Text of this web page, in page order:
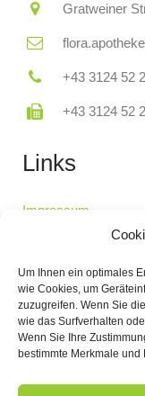
Um Ihnen ein optimales
wie Cookies, um
zuzugreifen. Wenn Sie
wie das Surfverhalten
Wenn Sie Ihre
bestimmte Merkmale
Gratweiner
+43 3124 52
+43 3124 52
Links
Impressum
Bereitschaftsdienst